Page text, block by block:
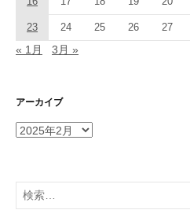
23 24 25 26 27
« 1月 3月 »
アーカイブ
ア
イ
ブ
検
索: